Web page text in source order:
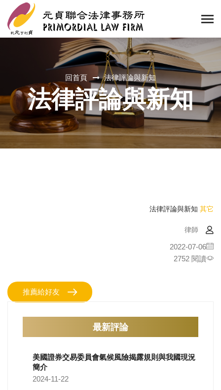
回首頁 法律評論與新知
法律評論與新知
法律評論與新知 其它
律師
2022-07-06
2752 閱讀
推薦給好友
最新評論
美國證券交易委員會氣候風險揭露規則與我國現況
簡介
2024-11-22